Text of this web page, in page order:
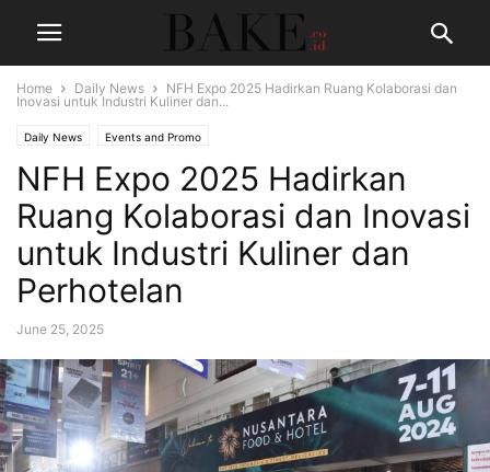
Home Daily News
NFH Expo 2025 Hadirkan Ruang Kolaborasi dan
Inovasi untuk Industri Kuliner dan...
Daily News Events and Promo
NFH Expo 2025 Hadirkan
Ruang Kolaborasi dan Inovasi
untuk Industri Kuliner dan
Perhotelan
June 25, 2025